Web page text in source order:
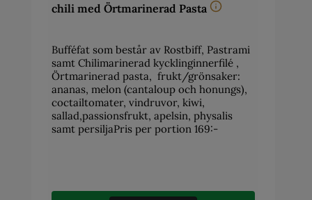
chili med Örtmarinerad Pasta
Bufféfat som består av Rostbiff, Pastrami
samt Chilimarinerad kycklinginnerfilé ,
Örtmarinerad pasta, frukt/grönsaker:
ananas, melon (cantaloup och honungs),
coctailtomater, vindruvor, kiwi,
sallad,passionsfrukt, apelsin, physalis
samt persiljaPris per portion 169:-